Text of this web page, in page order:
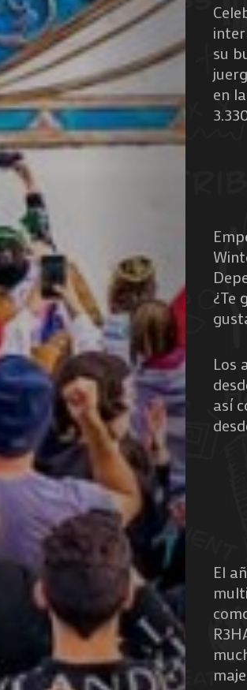
su
en
¿Te
Los
así
El